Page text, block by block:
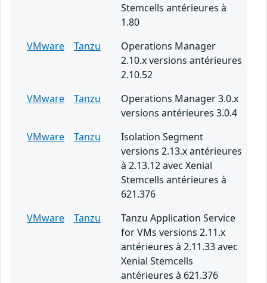
Stemcells antérieures à
1.80
VMware
Tanzu
Operations Manager
2.10.x versions antérieures
2.10.52
VMware
Tanzu
Operations Manager 3.0.x
versions antérieures 3.0.4
VMware
Tanzu
Isolation Segment
versions 2.13.x antérieures
à 2.13.12 avec Xenial
Stemcells antérieures à
621.376
VMware
Tanzu
Tanzu Application Service
for VMs versions 2.11.x
antérieures à 2.11.33 avec
Xenial Stemcells
antérieures à 621.376